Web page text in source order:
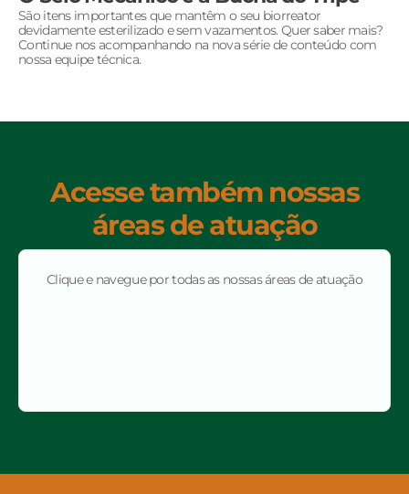
São itens importantes que mantêm o seu biorreator
devidamente esterilizado e sem vazamentos. Quer saber mais?
Continue nos acompanhando na nova série de conteúdo com
nossa equipe técnica.
Acesse também nossas
áreas de atuação
Clique e navegue por todas as nossas áreas de atuação